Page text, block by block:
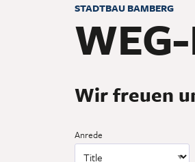
STADTBAU BAMBERG
Wir freuen
Anrede